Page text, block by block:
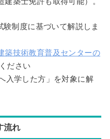
制度に基づいて解説しま
築技術教育普及センターの
ださい
入学した方」を対象に解
流れ